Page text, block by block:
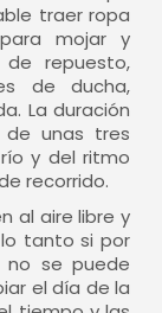
traer ropa
mojar y
repuesto,
de ducha,
La duración
unas tres
y del ritmo
recorrido.
al aire libre y
tanto si por
no se puede
el día de la